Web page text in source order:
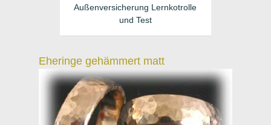
Außenversicherung Lernkotrolle
und Test
Eheringe gehämmert matt